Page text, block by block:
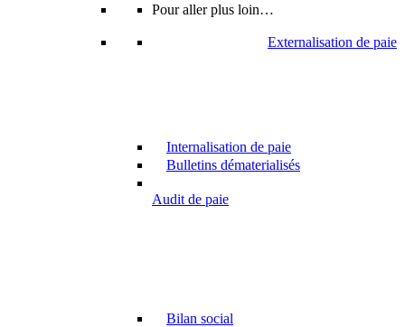
Pour aller plus loin…
Externalisation de paie
Internalisation de paie
Bulletins dématerialisés
Audit de paie
Bilan social